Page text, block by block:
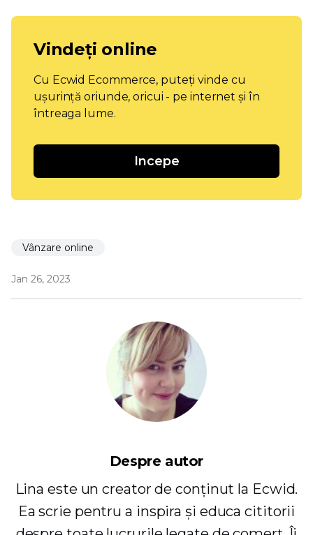
Vindeți online
Cu Ecwid Ecommerce, puteți vinde cu
ușurință oriunde, oricui - pe internet și în
întreaga lume.
Incepe
Vânzare online
Jan 26, 2023
Despre autor
Lina este un creator de conținut la Ecwid.
Ea scrie pentru a inspira și educa cititorii